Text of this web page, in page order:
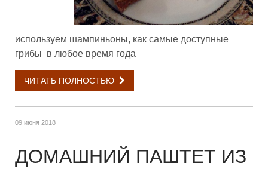
используем шампиньоны, как самые доступные
грибы в любое время года
ЧИТАТЬ ПОЛНОСТЬЮ
09 июня 2018
ДОМАШНИЙ ПАШТЕТ ИЗ